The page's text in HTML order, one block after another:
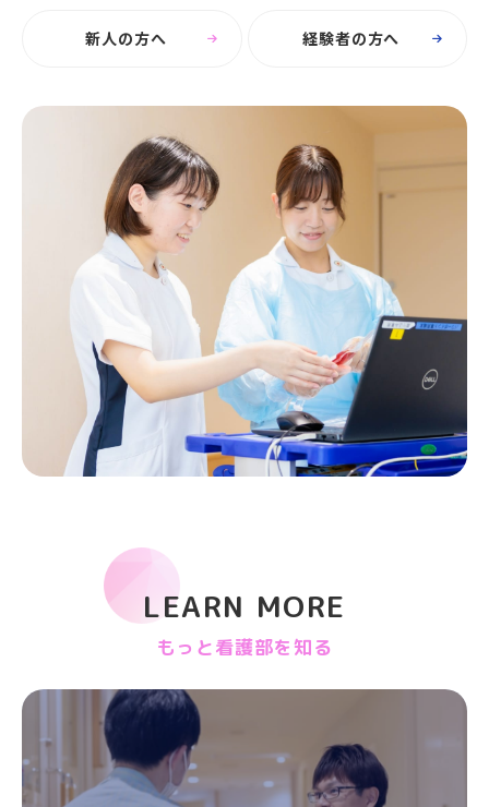
新人の方へ 経験者の方へ
LEARN MORE
もっと看護部を知る